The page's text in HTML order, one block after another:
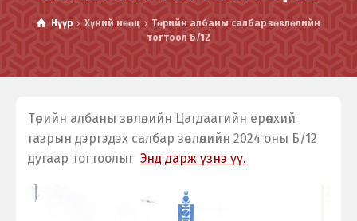
Нүүр Хүний нөөц
Төрийн албаны салбар зөвлөлийн
тогтоол Б/12
Төрийн албаны зөвлөлийн Цагдаагийн ерөнхий
газрын дэргэдэх салбар зөвлөлийн 2024 оны Б/12
дугаар тогтоолыг Энд дарж үзнэ үү.